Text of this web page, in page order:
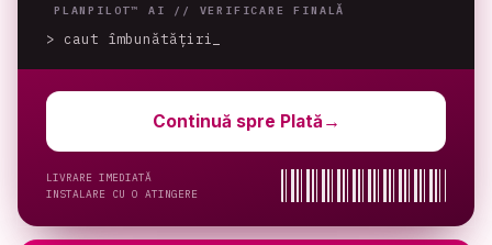
PLANPILOT™ AI // VERIFICARE FINALĂ
> caut îmbunătățiri
Continuă spre Plată →
LIVRARE IMEDIATĂ
INSTALARE CU O ATINGERE